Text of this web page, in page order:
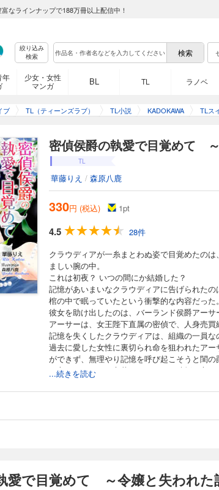
なラインナップで188万冊以上配信中！
絞り込み
検索
年
少女・女性
マンガ
BL TL ラノベ
ブ TL（ティーンズラブ） TL小説 KADOKAWA TLス
密偵侯爵の執愛で目覚めて
TL
華藤りえ / 森原八鹿
330円 (税込) 1pt
4.5
28件
クラウディアが一糸まとわぬ姿で目覚めたの
ましい腕の中。
これは初夜？ いつの間にか結婚した？
記憶があいまいなクラウディアに告げられた
棺の中で眠っていたという衝撃的な内容だった。
彼女を助け出したのは、バーランド侯爵アーサ
アーサーは、女王陛下直属の密偵で、人身売買
記憶を失くしたクラウディアは、組織の一員
過去に愛した女性に裏切られ命を狙われたア
ができず、無理やり記憶を呼び起こそうと閨の
一方、アーサーに心惹かれつつも、時折り心
アを苦しめて……。
孤独な密偵と記憶を失くした少女のロマンテ
...続きを読む
愛で目覚めて ～令嬢と失われた